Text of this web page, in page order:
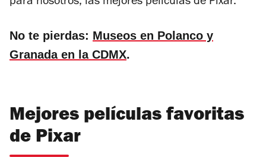
No te pierdas: Museos en Polanco y
Granada en la CDMX.
Mejores películas favoritas
de Pixar